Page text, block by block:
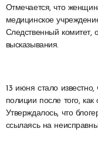
Отмечается, что
медицинское
Следственный комитет,
высказывания.
13 июня стало
полиции после того,
Утверждалось, что
ссылаясь на